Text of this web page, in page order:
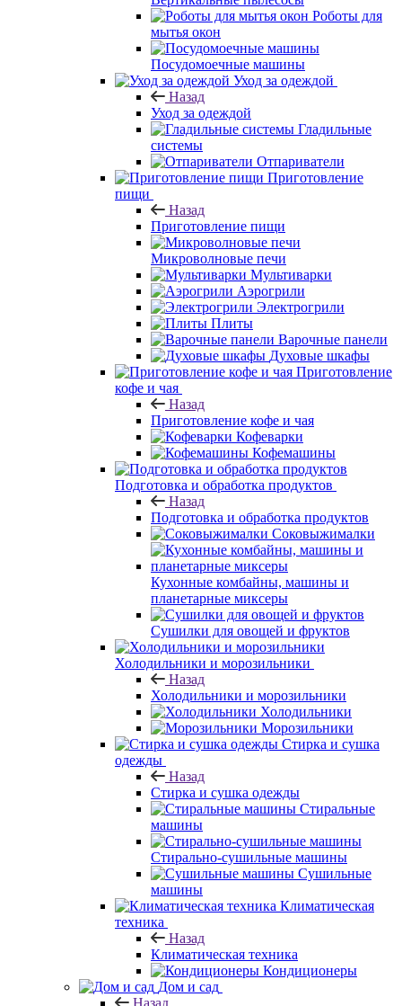
Роботы для
мытья окон
Посудомоечные машины
Уход за одеждой
Назад
Уход за одеждой
Гладильные
системы
Отпариватели
Приготовление
пищи
Назад
Приготовление пищи
Микроволновые печи
Мультиварки
Аэрогрили
Электрогрили
Плиты
Варочные панели
Духовые шкафы
Приготовление
кофе и чая
Назад
Приготовление кофе и чая
Кофеварки
Кофемашины
Подготовка и обработка продуктов
Назад
Подготовка и обработка продуктов
Соковыжималки
Кухонные комбайны, машины и
планетарные миксеры
Сушилки для овощей и фруктов
Холодильники и морозильники
Назад
Холодильники и морозильники
Холодильники
Морозильники
Стирка и сушка
одежды
Назад
Стирка и сушка одежды
Стиральные
машины
Стирально-сушильные машины
Сушильные
машины
Климатическая
техника
Назад
Климатическая техника
Кондиционеры
Дом и сад
Назад